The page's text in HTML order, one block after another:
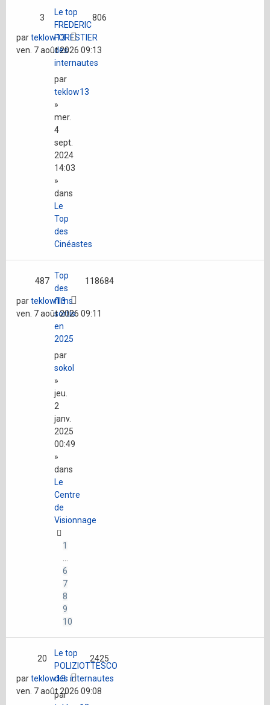
Le top
FREDERIC
FORESTIER
des
internautes
par
teklow13
»
mer.
4
sept.
2024
14:03
»
dans
Le
Top
des
Cinéastes
3 806
parteklow13
ven. 7 août 2026 09:13
Top
des
films
sortis
en
2025
par
sokol
»
jeu.
2
janv.
2025
00:49
»
dans
Le
Centre
de
Visionnage
1
6
7
8
9
10
487 118684
parteklow13
ven. 7 août 2026 09:11
Le top
POLIZIOTTESCO
des internautes
par
20 2425
parteklow13
ven. 7 août 2026 09:08